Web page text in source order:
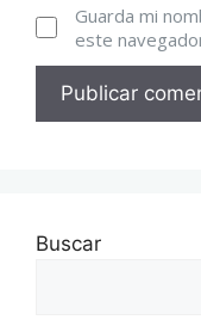
Guarda mi
este
Buscar